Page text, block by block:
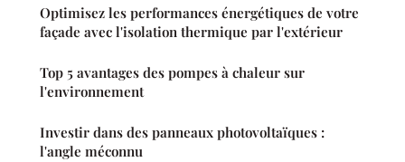
Optimisez les performances énergétiques de votre
façade avec l'isolation thermique par l'extérieur
Top 5 avantages des pompes à chaleur sur
l'environnement
Investir dans des panneaux photovoltaïques :
l'angle méconnu